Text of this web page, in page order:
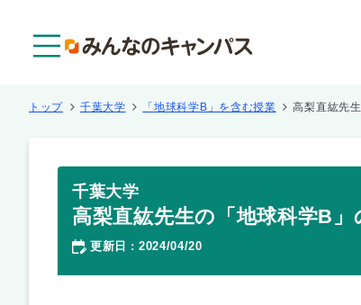
トップ 千葉大学 「地球科学B」を含む授業 高梨直紘先
千葉大学
高梨直紘先生の「地球科学B」
更新日 ： 2024/04/20